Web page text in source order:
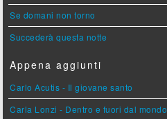
Se domani non torno
Succederà questa notte
Appena aggiunti
Carlo Acutis - Il giovane santo
Carla Lonzi - Dentro e fuori dal mondo